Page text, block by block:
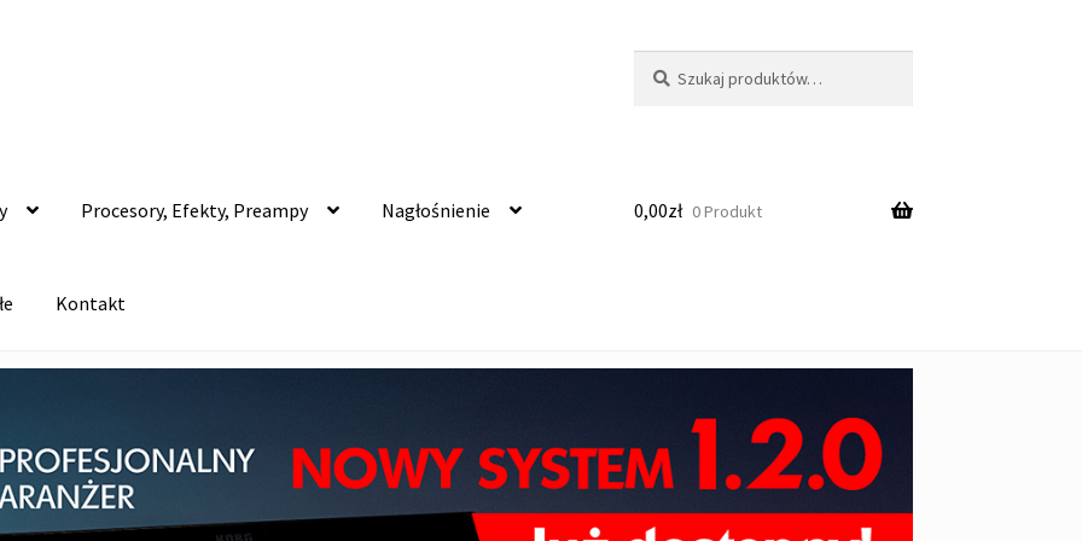
Procesory, Efekty, Preampy Nagłośnienie
Kontakt
0,00zł 0 Produkt